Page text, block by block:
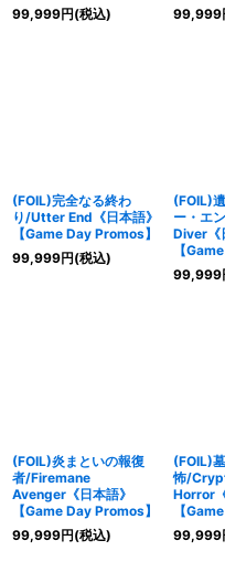
99,999円(税込)
99,999
(FOIL)完全なる終わ
り/Utter End《日本語》
【Game Day Promos】
99,999円(税込)
(FOIL)
ー・エ
Diver《
【
99,999
(FOIL)炎まといの報復
者/Firemane
Avenger《日本語》
【Game Day Promos】
99,999円(税込)
(FOIL)
怖/
Horror
【
99,999